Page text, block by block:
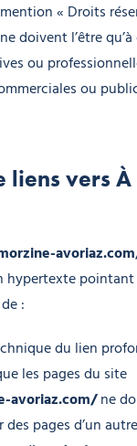
« Droits
doivent l’être qu’à
ou
ou
liens vers À
hypertexte
:
du lien
les pages du site
avoriaz.com/ne
pages d’un